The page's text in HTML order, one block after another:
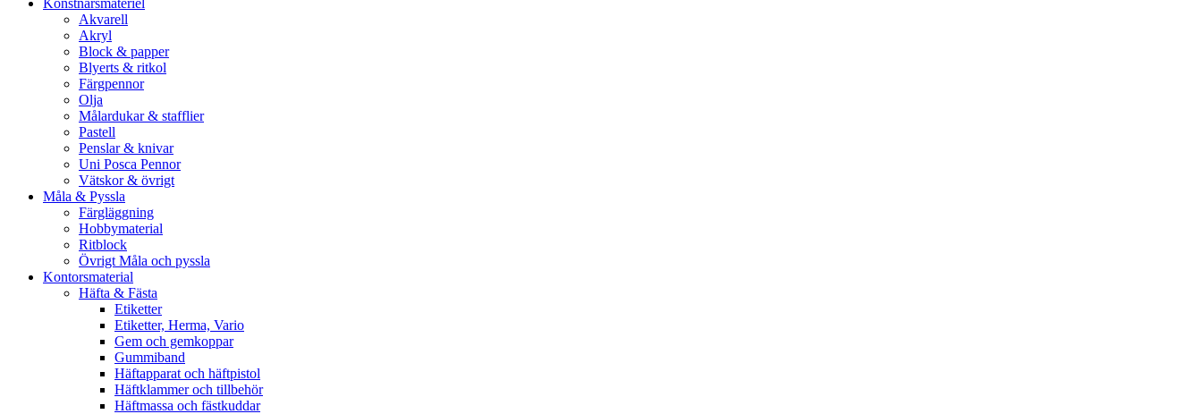
Konstnärsmateriel
Akvarell
Akryl
Block & papper
Blyerts & ritkol
Färgpennor
Olja
Målardukar & stafflier
Pastell
Penslar & knivar
Uni Posca Pennor
Vätskor & övrigt
Måla & Pyssla
Färgläggning
Hobbymaterial
Ritblock
Övrigt Måla och pyssla
Kontorsmaterial
Häfta & Fästa
Etiketter
Etiketter, Herma, Vario
Gem och gemkoppar
Gummiband
Häftapparat och häftpistol
Häftklammer och tillbehör
Häftmassa och fästkuddar